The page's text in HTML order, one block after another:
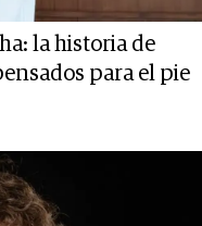
la historia de
para el pie